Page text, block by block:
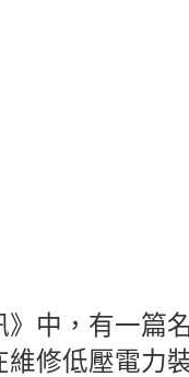
》中，有一篇
修低壓電力